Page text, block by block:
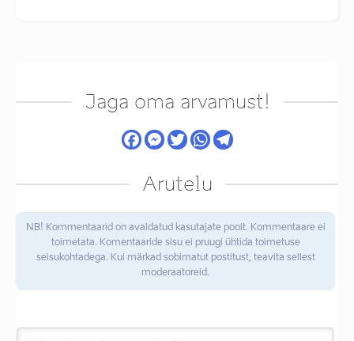
Jaga oma arvamust!
Arutelu
NB! Kommentaarid on avaldatud kasutajate poolt. Kommentaare ei
toimetata. Komentaaride sisu ei pruugi ühtida toimetuse
seisukohtadega. Kui märkad sobimatut postitust, teavita sellest
moderaatoreid.